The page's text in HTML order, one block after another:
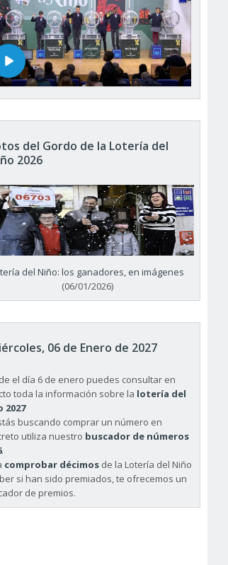
del Gordo de la Lotería del
2026
del Niño: los ganadores, en imágenes
(06/01/2026)
06 de Enero de 2027
el día 6 de enero puedes consultar en
toda la información sobre la lotería del
2027
buscando comprar un número en
utiliza nuestro buscador de números
.
comprobar décimos de la Lotería del Niño
si han sido premiados, te ofrecemos un
de premios.